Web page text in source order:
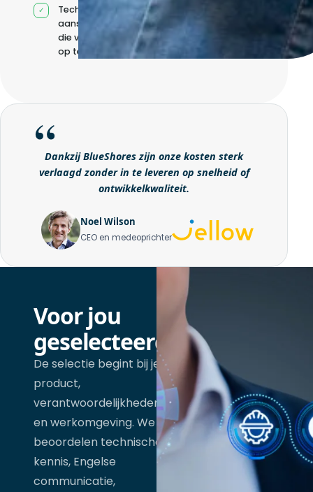
Technische
aansturing zonder
die volledig intern
op te bouwen
Dankzij BlueShores zijn onze kosten sterk
verlaagd zonder in te leveren op snelheid of
ontwikkelkwaliteit.
Noel Wilson
CEO en medeoprichter
Voor jou
geselecteerd
De selectie begint bij je
product,
verantwoordelijkheden
en werkomgeving. We
beoordelen technische
kennis, Engelse
communicatie,